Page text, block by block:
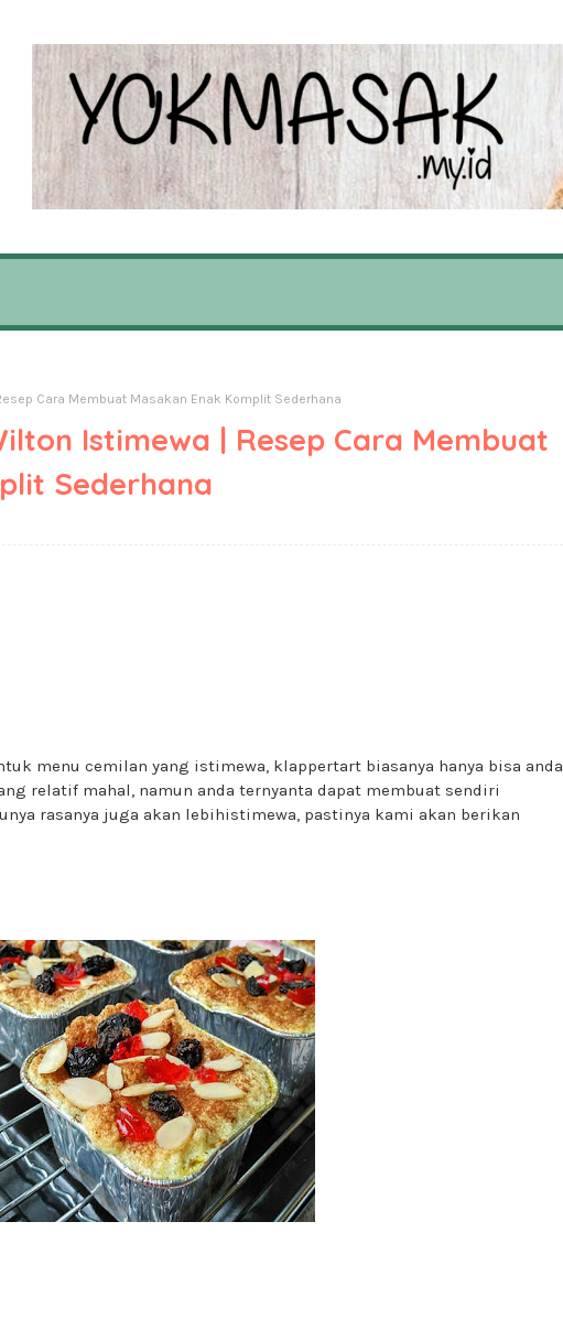
Cara Membuat Masakan Enak Komplit Sederhana
Istimewa | Resep Cara Membuat
Sederhana
menu cemilan yang istimewa, klappertart biasanya hanya bisa anda
relatif mahal, namun anda ternyanta dapat membuat sendiri
rasanya juga akan lebihistimewa, pastinya kami akan berikan